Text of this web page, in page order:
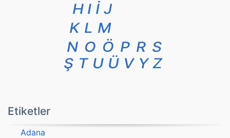
H I İ J
K L M
N O Ö P R S
Ş T U Ü V Y Z
Etiketler
Adana